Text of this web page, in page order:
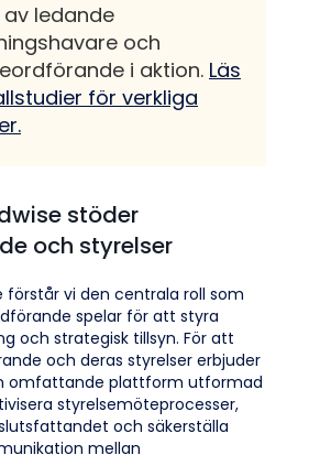
av ledande
och
i aktion. Läs
för verkliga
stöder
och styrelser
förstår vi den centrala roll som
spelar för att styra
och strategisk tillsyn. För att
och deras styrelser erbjuder
omfattande plattform utformad
styrelsemöteprocesser,
och säkerställa
mellan